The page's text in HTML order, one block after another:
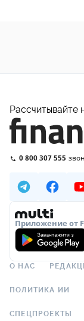
Рассчитывайте
0 800 307 555
Приложение от
О НАС
ПОЛИТИКА ИИ
СПЕЦПРОЕКТЫ